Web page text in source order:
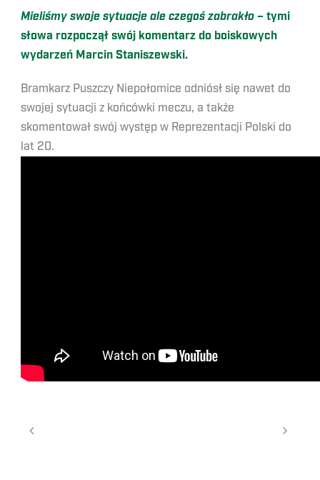
Mieliśmy swoje sytuacje ale czegoś zabrakło– tymi
słowa rozpoczął swój komentarz do boiskowych
wydarzeń Marcin Staniszewski.
Bramkarz Puszczy Niepołomice odniósł się nawet do
swojej sytuacji z końcówki meczu, a także
skomentował swój występ w Reprezentacji Polski do
lat 20.